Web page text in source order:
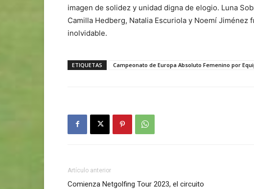
imagen de solidez y unidad digna de elogio. Luna
Camilla Hedberg, Natalia Escuriola y Noemí Jiménez
inolvidable.
ETIQUETAS Campeonato de Europa Absoluto Femenino por
Artículo anterior
Comienza Netgolfing Tour 2023, el circuito